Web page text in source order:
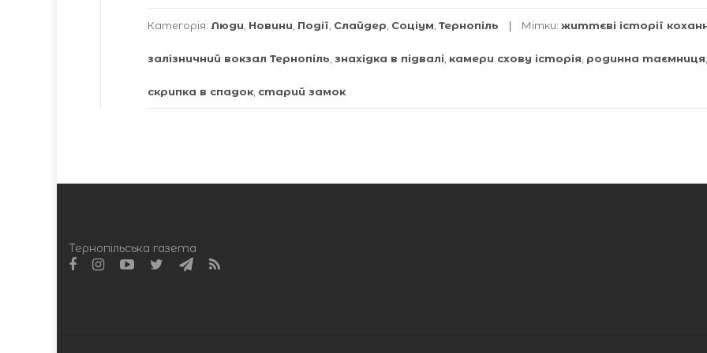
Категорія: Люди Новини Події Слайдер Соціум Тернопіль Мітки: життєві історії
залізничний вокзал Тернопіль знахідка в підвалі камери схову історія родинна таємниця
скрипка в спадок старий замок
Тернопільська газета